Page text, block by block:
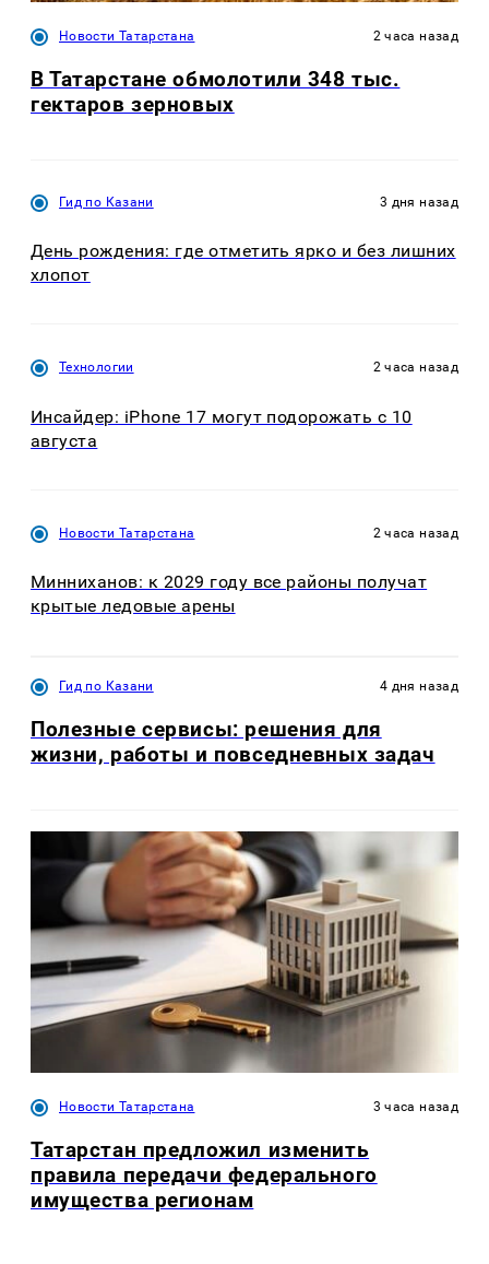
Новости Татарстана 2 часа назад
В Татарстане обмолотили 348 тыс.
гектаров зерновых
Гид по Казани 3 дня назад
День рождения: где отметить ярко и без лишних
хлопот
Технологии 2 часа назад
Инсайдер: iPhone 17 могут подорожать с 10
августа
Новости Татарстана 2 часа назад
Минниханов: к 2029 году все районы получат
крытые ледовые арены
Гид по Казани 4 дня назад
Полезные сервисы: решения для
жизни, работы и повседневных задач
Новости Татарстана 3 часа назад
Татарстан предложил изменить
правила передачи федерального
имущества регионам